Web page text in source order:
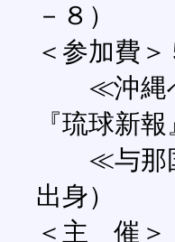
－８）
＜参加費＞
≪沖縄へ
『琉球新
≪与那国
出身）
＜主 催